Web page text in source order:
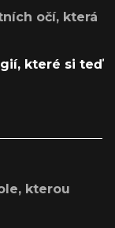
očí, která
které si teď
kterou